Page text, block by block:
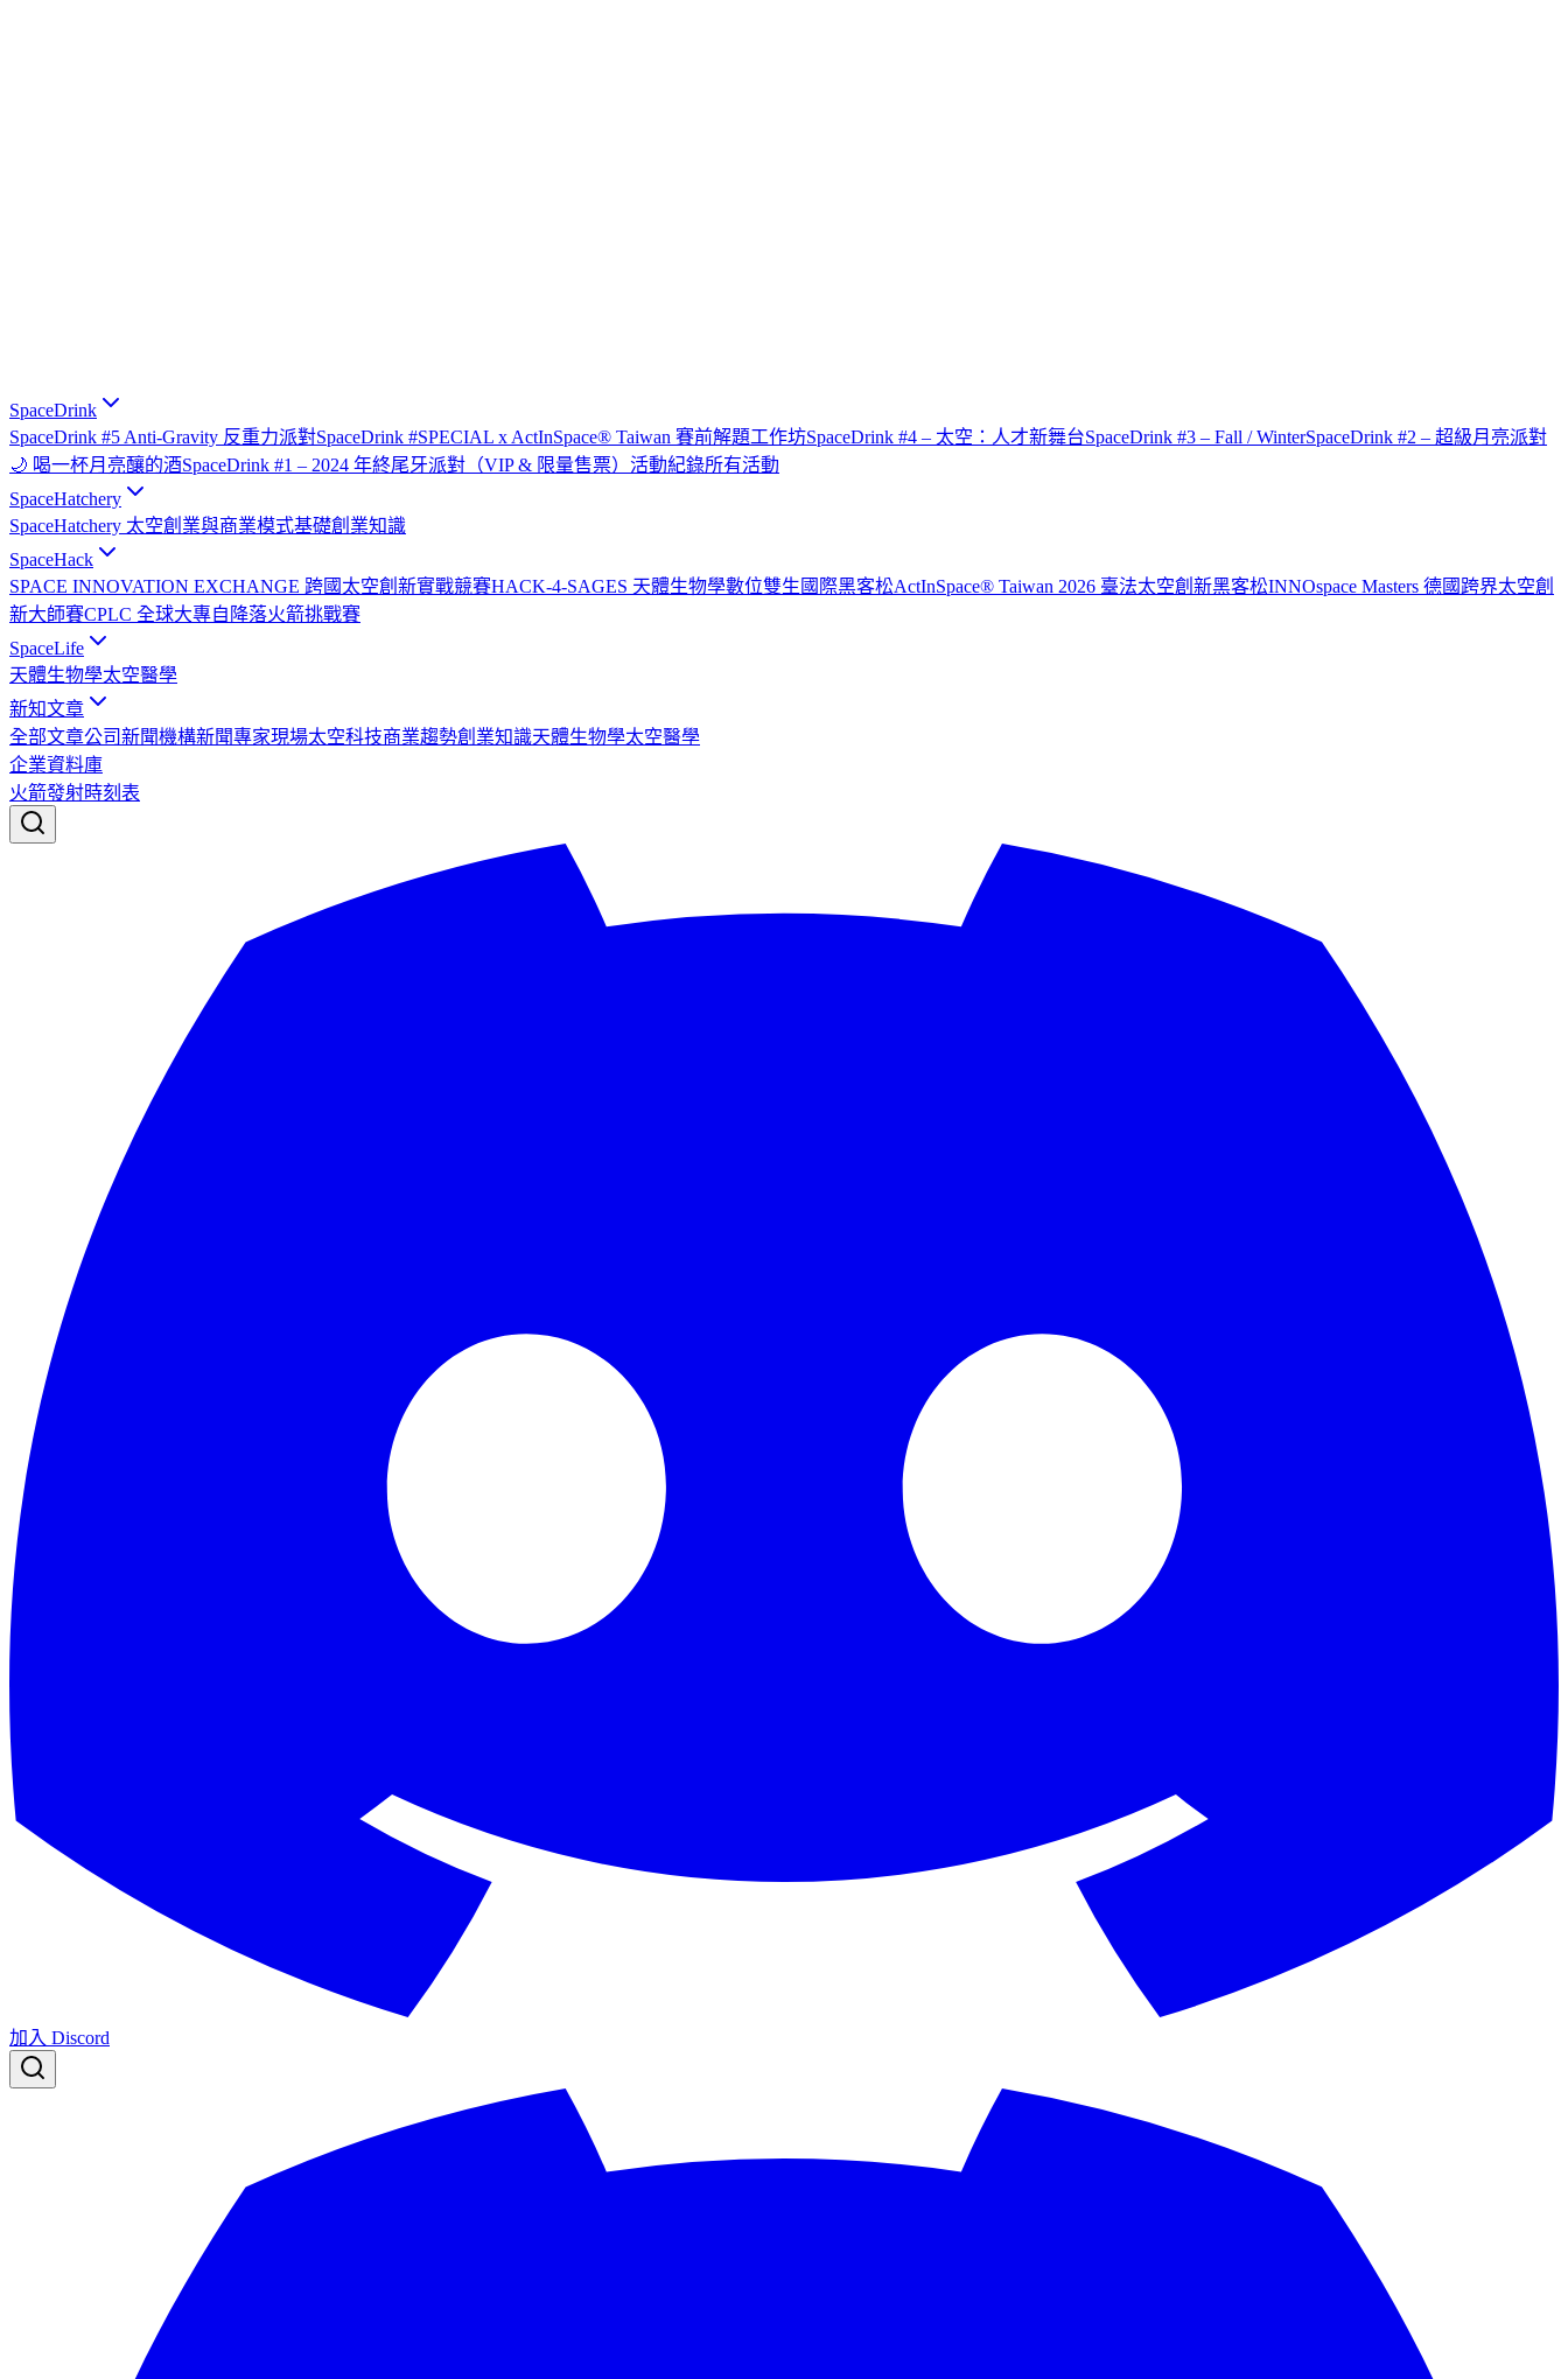
SpaceDrink
SpaceDrink #5 Anti-Gravity 反重力派對SpaceDrink #SPECIAL x ActInSpace® Taiwan 賽前解題工作坊SpaceDrink #4 – 太空：人才新舞台SpaceDrink #3 – Fall / WinterSpaceDrink #2 – 超級月亮派對
🌙 喝一杯月亮釀的酒SpaceDrink #1 – 2024 年終尾牙派對（VIP & 限量售票） 活動紀錄所有活動
SpaceHatchery
SpaceHatchery 太空創業與商業模式基礎創業知識
SpaceHack
SPACE INNOVATION EXCHANGE 跨國太空創新實戰競賽HACK-4-SAGES 天體生物學數位雙生國際黑客松ActInSpace® Taiwan 2026 臺法太空創新黑客松INNOspace Masters 德國跨界太空創
新大師賽CPLC 全球大專自降落火箭挑戰賽
SpaceLife
天體生物學太空醫學
新知文章
全部文章公司新聞機構新聞專家現場太空科技商業趨勢創業知識天體生物學太空醫學
企業資料庫
火箭發射時刻表
加入 Discord